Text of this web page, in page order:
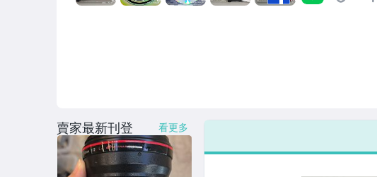
賣家最新刊登 看更多